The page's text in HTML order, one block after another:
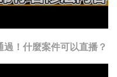
！什麼案件可以直播？